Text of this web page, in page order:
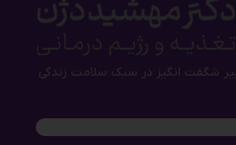
شگفت انگیز در سبک سلامت زندگی